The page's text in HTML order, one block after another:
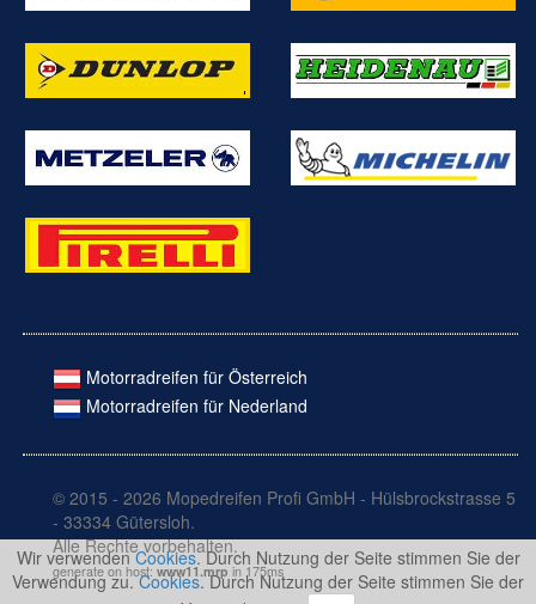
Wir verwendenCookies. Durch Nutzung der Seite stimmen Sie der
Verwendung zu.Cookies. Durch Nutzung der Seite stimmen Sie der
Motorradreifen für Österreich
Motorradreifen für Nederland
© 2015 - 2026 Mopedreifen Profi GmbH - Hülsbrockstrasse 5
- 33334 Gütersloh.
Alle Rechte vorbehalten.
generate on host:www11.mrpin 175ms